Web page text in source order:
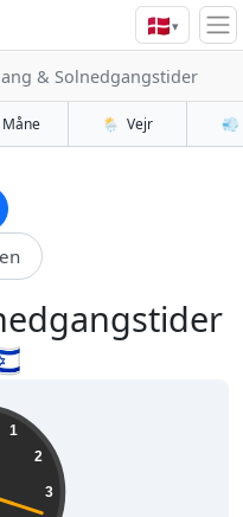
🇩🇰▾
& Solnedgangstider
Måne 🌦️ Vejr 💨
1
2
3